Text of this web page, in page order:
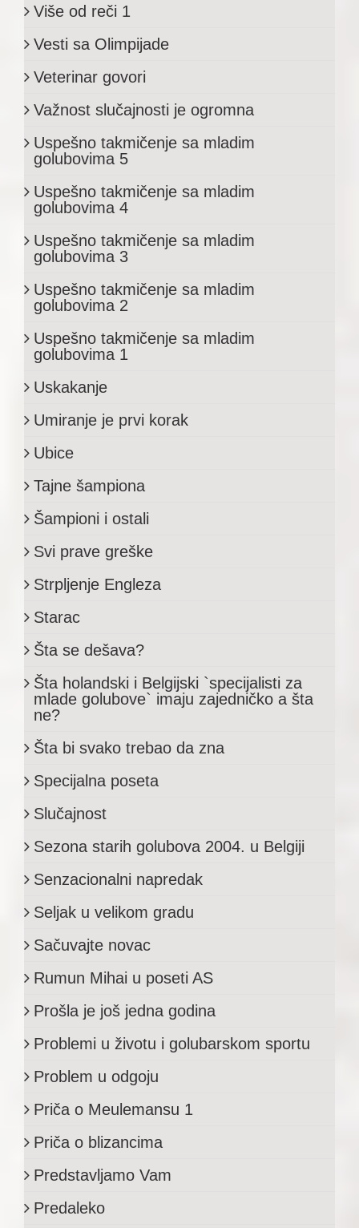
Više od reči 1
Vesti sa Olimpijade
Veterinar govori
Važnost slučajnosti je ogromna
Uspešno takmičenje sa mladim
golubovima 5
Uspešno takmičenje sa mladim
golubovima 4
Uspešno takmičenje sa mladim
golubovima 3
Uspešno takmičenje sa mladim
golubovima 2
Uspešno takmičenje sa mladim
golubovima 1
Uskakanje
Umiranje je prvi korak
Ubice
Tajne šampiona
Šampioni i ostali
Svi prave greške
Strpljenje Engleza
Starac
Šta se dešava?
Šta holandski i Belgijski `specijalisti za
mlade golubove` imaju zajedničko a šta
ne?
Šta bi svako trebao da zna
Specijalna poseta
Slučajnost
Sezona starih golubova 2004. u Belgiji
Senzacionalni napredak
Seljak u velikom gradu
Sačuvajte novac
Rumun Mihai u poseti AS
Prošla je još jedna godina
Problemi u životu i golubarskom sportu
Problem u odgoju
Priča o Meulemansu 1
Priča o blizancima
Predstavljamo Vam
Predaleko